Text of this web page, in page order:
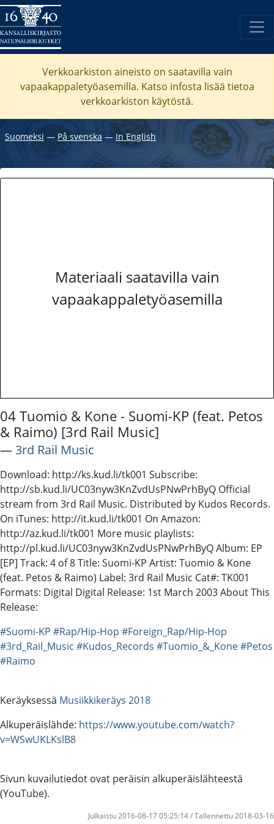
Verkkoarkiston aineisto on saatavilla vain
vapaakappaletyöasemilla. Katso infosta lisää tietoa
verkkoarkiston käytöstä.
Suomeksi ― På svenska ―In English
Materiaali saatavilla vain
vapaakappaletyöasemilla
04 Tuomio & Kone - Suomi-KP (feat. Petos
& Raimo) [3rd Rail Music]
― 3rd Rail Music
Download: http://ks.kud.li/tk001 Subscribe:
http://sb.kud.li/UC03nyw3KnZvdUsPNwPrhByQ Official
stream from 3rd Rail Music. Distributed by Kudos Records.
On iTunes: http://it.kud.li/tk001 On Amazon:
http://az.kud.li/tk001 More music playlists:
http://pl.kud.li/UC03nyw3KnZvdUsPNwPrhByQ Album: EP
[EP] Track: 4 of 8 Title: Suomi-KP Artist: Tuomio & Kone
(feat. Petos & Raimo) Label: 3rd Rail Music Cat#: TK001
Formats: Digital Digital Release: 1st March 2003 About This
Release:
#Suomi-KP #Rap/Hip-Hop #Foreign_Rap/Hip-Hop
#3rd_Rail_Music #Kudos_Records #Tuomio_&_Kone#Petos
#Raimo
Keräyksessä Musiikkikeräys 2018
Alkuperäislähde: https://www.youtube.com/watch?
v=WSwUKLKslB8
Sivun kuvailutiedot ovat peräisin alkuperäislähteestä
(YouTube).
Julkaistu 2016-08-17 05:25:14 / Tallennettu 2018-03-16